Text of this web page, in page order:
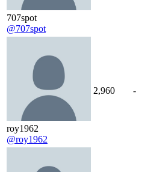
707spot
@707spot
roy1962
@roy1962
2,960 -